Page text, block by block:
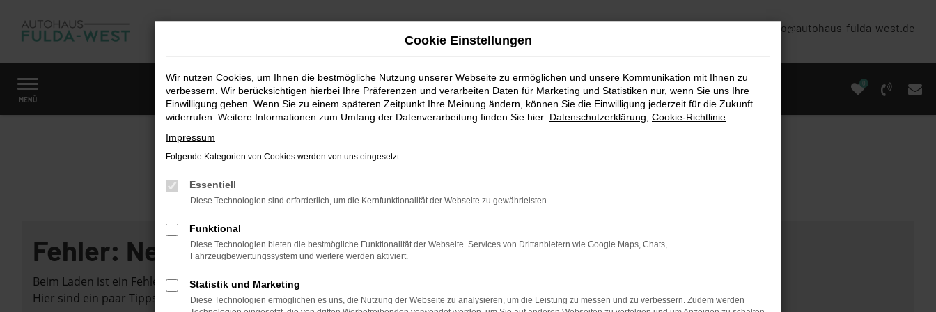
Zum
Hauptinhalt
info@autohaus-fulda-west.de
MENÜ
0
Startseite Fahrzeugmarkt
Fehler: Network Error
Beim Laden ist ein Fehler aufgetreten.
Hier sind ein paar Tipps, die dir helfen können:
Cookie Einstellungen
Wir nutzen Cookies, um Ihnen die bestmögliche Nutzung unserer Webseite zu ermöglichen und unsere Kommunikation mit Ihnen zu
verbessern. Wir berücksichtigen hierbei Ihre Präferenzen und verarbeiten Daten für Marketing und Statistiken nur, wenn Sie uns Ihre
Einwilligung geben. Wenn Sie zu einem späteren Zeitpunkt Ihre Meinung ändern, können Sie die Einwilligung jederzeit für die Zukunft
widerrufen. Weitere Informationen zum Umfang der Datenverarbeitung finden Sie hier: Datenschutzerklärung Cookie-Richtlinie
Impressum
Folgende Kategorien von Cookies werden von uns eingesetzt:
Essentiell
Diese Technologien sind erforderlich, um die Kernfunktionalität der Webseite zu gewährleisten.
Funktional
Diese Technologien bieten die bestmögliche Funktionalität der Webseite. Services von Drittanbietern wie Google Maps, Chats,
Fahrzeugbewertungssystem und weitere werden aktiviert.
Statistik und Marketing
Diese Technologien ermöglichen es uns, die Nutzung der Webseite zu analysieren, um die Leistung zu messen und zu verbessern. Zudem werden